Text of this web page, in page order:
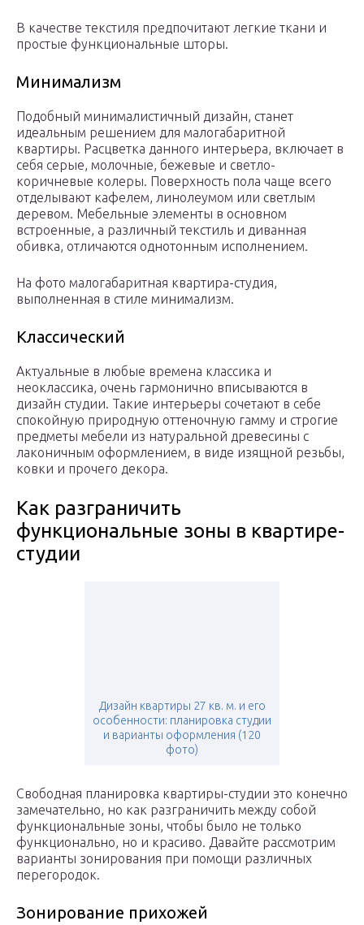
В качестве текстиля предпочитают легкие ткани и
простые функциональные шторы.
Минимализм
Подобный минималистичный дизайн, станет
идеальным решением для малогабаритной
квартиры. Расцветка данного интерьера, включает в
себя серые, молочные, бежевые и светло-
коричневые колеры. Поверхность пола чаще всего
отделывают кафелем, линолеумом или светлым
деревом. Мебельные элементы в основном
встроенные, а различный текстиль и диванная
обивка, отличаются однотонным исполнением.
На фото малогабаритная квартира-студия,
выполненная в стиле минимализм.
Классический
Актуальные в любые времена классика и
неоклассика, очень гармонично вписываются в
дизайн студии. Такие интерьеры сочетают в себе
спокойную природную оттеночную гамму и строгие
предметы мебели из натуральной древесины с
лаконичным оформлением, в виде изящной резьбы,
ковки и прочего декора.
Как разграничить
функциональные зоны в квартире-
студии
Дизайн квартиры 27 кв. м. и его
особенности: планировка студии
и варианты оформления (120
фото)
Свободная планировка квартиры-студии это конечно
замечательно, но как разграничить между собой
функциональные зоны, чтобы было не только
функционально, но и красиво. Давайте рассмотрим
варианты зонирования при помощи различных
перегородок.
Зонирование прихожей